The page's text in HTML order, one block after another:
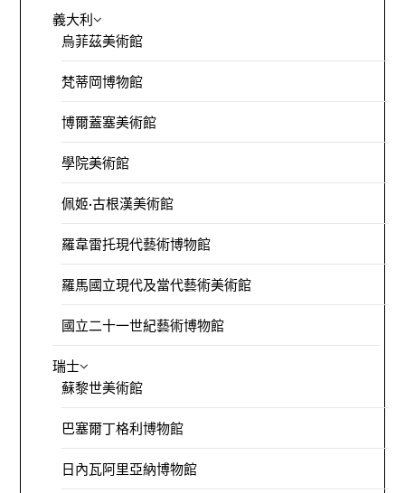
義大利
烏菲茲美術館
梵蒂岡博物館
博爾蓋塞美術館
學院美術館
佩姬·古根漢美術館
羅韋雷托現代藝術博物館
羅馬國立現代及當代藝術美術館
國立二十一世紀藝術博物館
瑞士
蘇黎世美術館
巴塞爾丁格利博物館
日內瓦阿里亞納博物館